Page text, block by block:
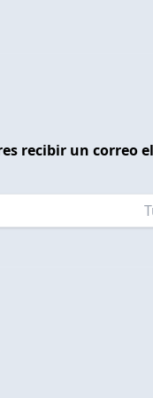
recibir un correo